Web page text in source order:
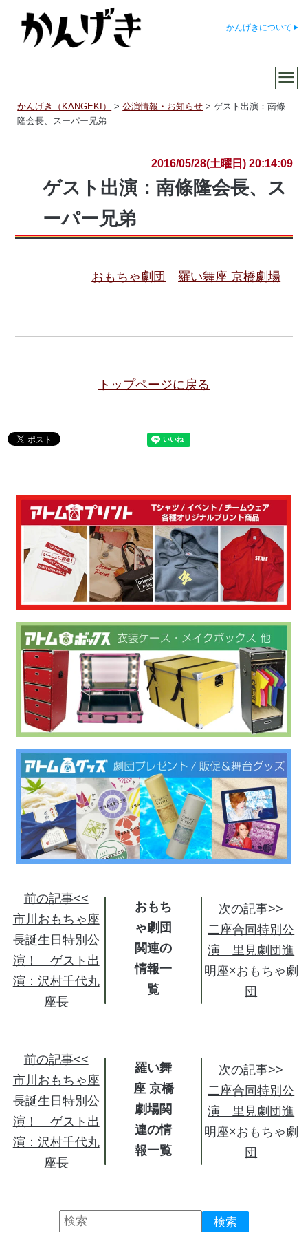
かんげきについて
かんげき（KANGEKI） >公演情報・お知らせ >ゲスト出演：南條
隆会長、スーパー兄弟
2016/05/28(土曜日) 20:14:09
ゲスト出演：南條隆会長、ス
ーパー兄弟
おもちゃ劇団 羅い舞座 京橋劇場
トップページに戻る
前の記事<<
市川おもちゃ座
長誕生日特別公
演！ ゲスト出
演：沢村千代丸
座長
おもち
ゃ劇団
関連の
情報
次の記事>>
二座合同特別公
演 里見劇団進
明座×おもちゃ劇
団
前の記事<<
市川おもちゃ座
長誕生日特別公
演！ ゲスト出
演：沢村千代丸
座長
羅い舞
座 京橋
劇場関
連の情
報
次の記事>>
二座合同特別公
演 里見劇団進
明座×おもちゃ劇
団